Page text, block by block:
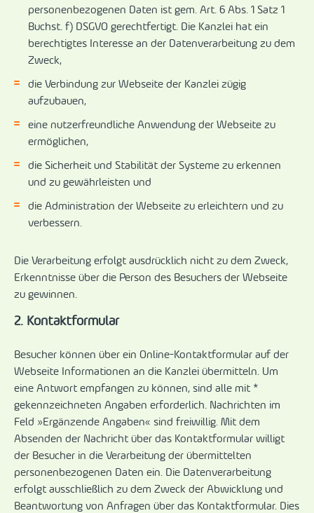
personenbezogenen Daten ist gem. Art. 6 Abs. 1 Satz 1
Buchst. f) DSGVO gerechtfertigt. Die Kanzlei hat ein
berechtigtes Interesse an der Datenverarbeitung zu dem
Zweck,
die Verbindung zur Webseite der Kanzlei zügig
aufzubauen,
eine nutzerfreundliche Anwendung der Webseite zu
ermöglichen,
die Sicherheit und Stabilität der Systeme zu erkennen
und zu gewährleisten und
die Administration der Webseite zu erleichtern und zu
verbessern.
Die Verarbeitung erfolgt ausdrücklich nicht zu dem Zweck,
Erkenntnisse über die Person des Besuchers der Webseite
zu gewinnen.
2. Kontaktformular
Besucher können über ein Online-Kontaktformular auf der
Webseite Informationen an die Kanzlei übermitteln. Um
eine Antwort empfangen zu können, sind alle mit *
gekennzeichneten Angaben erforderlich. Nachrichten im
Feld »Ergänzende Angaben« sind freiwillig. Mit dem
Absenden der Nachricht über das Kontaktformular willigt
der Besucher in die Verarbeitung der übermittelten
personenbezogenen Daten ein. Die Datenverarbeitung
erfolgt ausschließlich zu dem Zweck der Abwicklung und
Beantwortung von Anfragen über das Kontaktformular. Dies